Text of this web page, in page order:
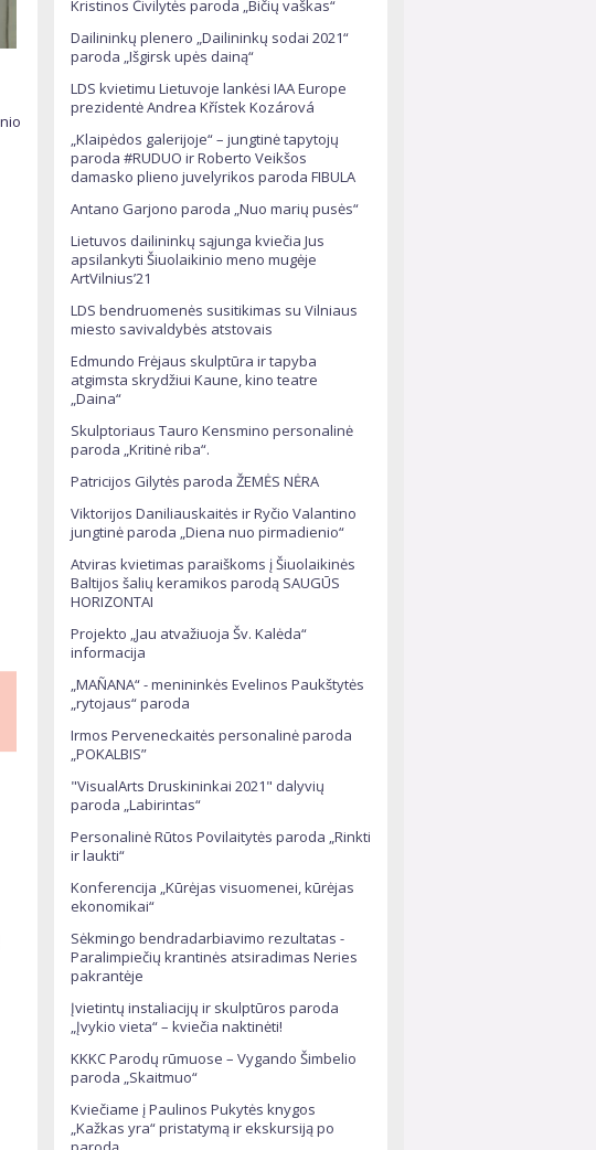
Kristinos Čivilytės paroda „Bičių vaškas“
Dailininkų plenero „Dailininkų sodai 2021“
paroda „Išgirsk upės dainą“
LDS kvietimu Lietuvoje lankėsi IAA Europe
prezidentė Andrea Křístek Kozárová
„Klaipėdos galerijoje“ – jungtinė tapytojų
paroda #RUDUO ir Roberto Veikšos
damasko plieno juvelyrikos paroda FIBULA
Antano Garjono paroda „Nuo marių pusės“
Lietuvos dailininkų sąjunga kviečia Jus
apsilankyti Šiuolaikinio meno mugėje
ArtVilnius’21
LDS bendruomenės susitikimas su Vilniaus
miesto savivaldybės atstovais
Edmundo Frėjaus skulptūra ir tapyba
atgimsta skrydžiui Kaune, kino teatre
„Daina“
Skulptoriaus Tauro Kensmino personalinė
paroda „Kritinė riba“.
Patricijos Gilytės paroda ŽEMĖS NĖRA
Viktorijos Daniliauskaitės ir Ryčio Valantino
jungtinė paroda „Diena nuo pirmadienio“
Atviras kvietimas paraiškoms į Šiuolaikinės
Baltijos šalių keramikos parodą SAUGŪS
HORIZONTAI
Projekto „Jau atvažiuoja Šv. Kalėda“
informacija
„MAÑANA“ - menininkės Evelinos Paukštytės
„rytojaus“ paroda
Irmos Perveneckaitės personalinė paroda
„POKALBIS”
"VisualArts Druskininkai 2021" dalyvių
paroda „Labirintas“
Personalinė Rūtos Povilaitytės paroda „Rinkti
ir laukti“
Konferencija „Kūrėjas visuomenei, kūrėjas
ekonomikai“
Sėkmingo bendradarbiavimo rezultatas -
Paralimpiečių krantinės atsiradimas Neries
pakrantėje
Įvietintų instaliacijų ir skulptūros paroda
„Įvykio vieta“ – kviečia naktinėti!
KKKC Parodų rūmuose – Vygando Šimbelio
paroda „Skaitmuo“
Kviečiame į Paulinos Pukytės knygos
„Kažkas yra“ pristatymą ir ekskursiją po